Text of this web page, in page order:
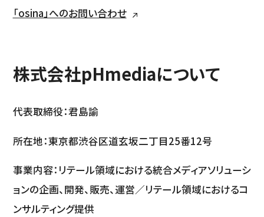
「osina」へのお問い合わせ
株式会社pHmediaについて
代表取締役：君島諭
所在地：東京都渋谷区道玄坂二丁目25番12号
事業内容：リテール領域における統合メディアソリューシ
ョンの企画、開発、販売、運営／リテール領域におけるコ
ンサルティング提供